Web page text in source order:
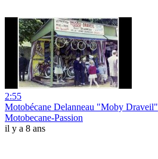
2:55
Motobécane Delanneau "Moby Draveil"
Motobecane-Passion
il y a 8 ans